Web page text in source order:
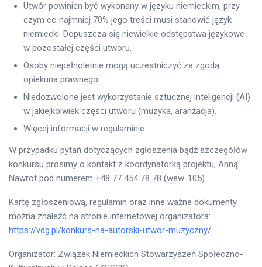
Utwór powinien być wykonany w języku niemieckim, przy
czym co najmniej 70% jego treści musi stanowić język
niemiecki. Dopuszcza się niewielkie odstępstwa językowe
w pozostałej części utworu.
Osoby niepełnoletnie mogą uczestniczyć za zgodą
opiekuna prawnego.
Niedozwolone jest wykorzystanie sztucznej inteligencji (AI)
w jakiejkolwiek części utworu (muzyka, aranżacja).
Więcej informacji w regulaminie.
W przypadku pytań dotyczących zgłoszenia bądź szczegółów
konkursu prosimy o kontakt z koordynatorką projektu, Anną
Nawrot pod numerem +48 77 454 78 78 (wew. 105).
Kartę zgłoszeniową, regulamin oraz inne ważne dokumenty
można znaleźć na stronie internetowej organizatora:
https://vdg.pl/konkurs-na-autorski-utwor-muzyczny/
Organizator: Związek Niemieckich Stowarzyszeń Społeczno-